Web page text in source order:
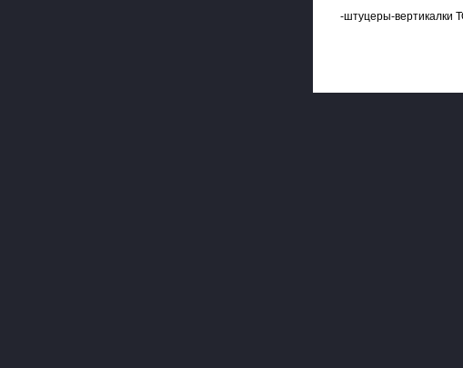
-штуцеры-вертикалки